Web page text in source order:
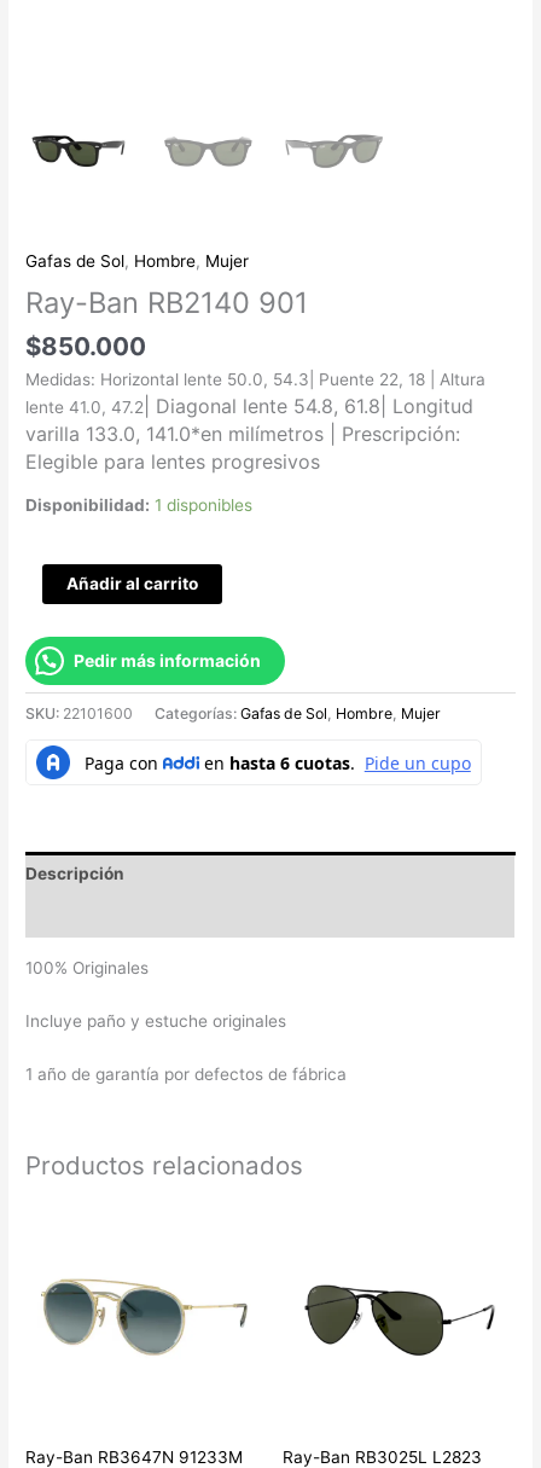
Gafas de Sol, Hombre, Mujer
Ray-Ban RB2140 901
$850.000
Medidas: Horizontal lente 50.0, 54.3| Puente 22, 18 | Altura
lente 41.0, 47.2
| Diagonal lente 54.8, 61.8 | Longitud
varilla 133.0, 141.0*en milímetros | Prescripción:
Elegible para lentes progresivos
Disponibilidad: 1 disponibles
Añadir al carrito
Pedir más información
SKU: 22101600 Categorías:Gafas de Sol, Hombre, Mujer
Descripción
100% Originales
Incluye paño y estuche originales
1 año de garantía por defectos de fábrica
Productos relacionados
Ray-Ban RB3647N 91233M Ray-Ban RB3025L L2823